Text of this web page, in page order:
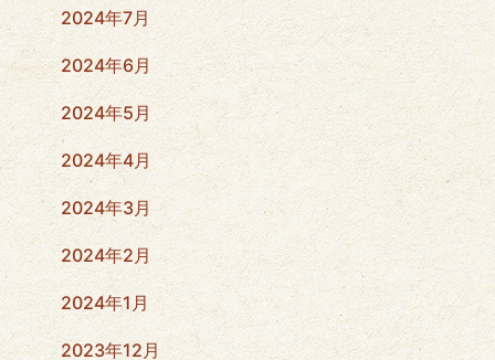
2024年7月
2024年6月
2024年5月
2024年4月
2024年3月
2024年2月
2024年1月
2023年12月